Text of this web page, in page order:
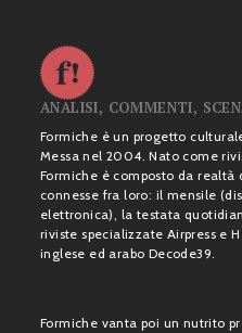
ANALISI, COMMENTI,
Formiche è un progetto
Messa nel 2004. Nato come
Formiche è composto da
connesse fra loro: il mensile
elettronica), la testata
riviste specializzate Airpress e
inglese ed arabo Decode39.
Formiche vanta poi un nutrito